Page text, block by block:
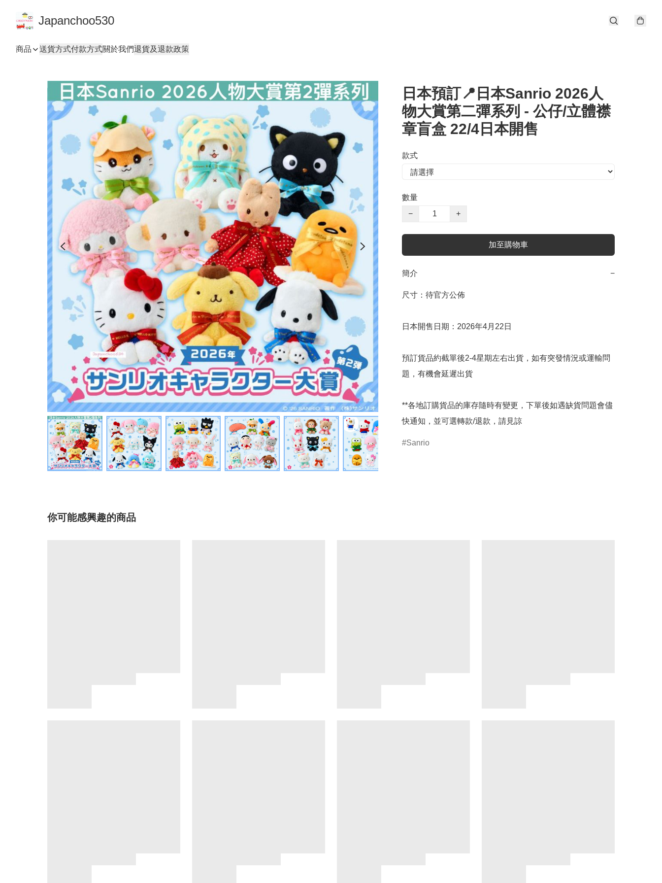
Japanchoo530
商品 送貨方式付款方式關於我們退貨及退款政策
日本預訂📍日本Sanrio 2026人
物大賞第二彈系列 - 公仔/立體襟
章盲盒 22/4日本開售
款式
數量
−
+
加至購物車
簡介 −
尺寸：待官方公佈
日本開售日期：2026年4月22日
預訂貨品約截單後2-4星期左右出貨，如有突發情況或運輸問
題，有機會延遲出貨
**各地訂購貨品的庫存隨時有變更，下單後如遇缺貨問題會儘
快通知，並可選轉款/退款，請見諒
Sanrio
你可能感興趣的商品